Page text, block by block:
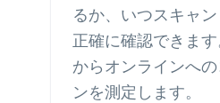
るか、いつスキャ
正確に確認できま
からオンラインへ
ンを測定します。